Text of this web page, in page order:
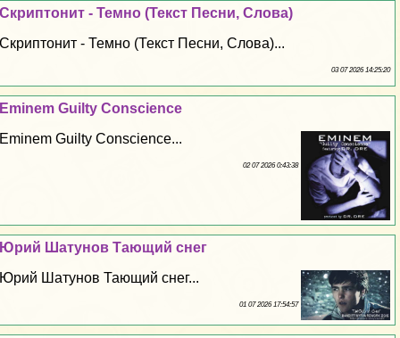
Скриптонит - Темно (Текст Песни, Слова)
Скриптонит - Темно (Текст Песни, Слова)...
03 07 2026 14:25:20
Eminem Guilty Conscience
Eminem Guilty Conscience...
02 07 2026 0:43:38
Юрий Шатунов Тающий снег
Юрий Шатунов Тающий снег...
01 07 2026 17:54:57